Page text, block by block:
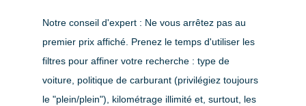
Notre conseil d'expert : Ne vous arrêtez pas au
premier prix affiché. Prenez le temps d'utiliser les
filtres pour affiner votre recherche : type de
voiture, politique de carburant (privilégiez toujours
le "plein/plein"), kilométrage illimité et, surtout, les